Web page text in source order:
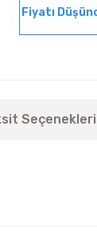
Fiyatı
Seçenekleri